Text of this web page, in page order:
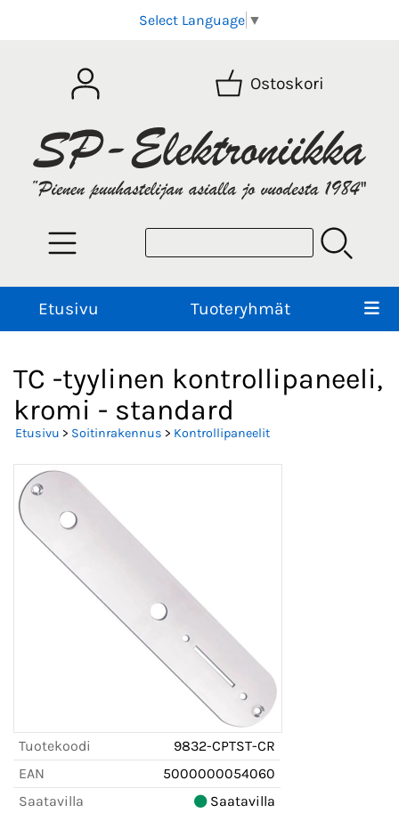
Select Language ▼
Ostoskori
Etusivu Tuoteryhmät
TC -tyylinen kontrollipaneeli,
kromi - standard
Etusivu > Soitinrakennus > Kontrollipaneelit
Tuotekoodi
9832-CPTST-CR
EAN
5000000054060
Saatavilla
Saatavilla